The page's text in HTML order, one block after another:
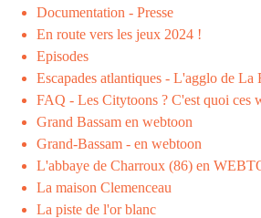
Documentation - Presse
En route vers les jeux 2024 !
Episodes
Escapades atlantiques - L'agglo de La
FAQ - Les Citytoons ? C'est quoi ces
Grand Bassam en webtoon
Grand-Bassam - en webtoon
L'abbaye de Charroux (86) en
La maison Clemenceau
La piste de l'or blanc